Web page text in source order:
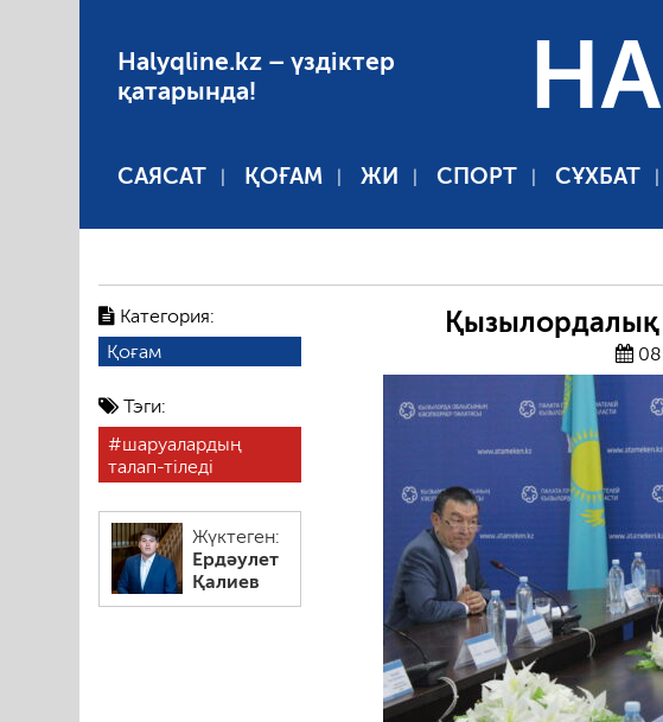
Halyqline.kz – үздіктер
қатарында!
САЯСАТ ҚОҒАМ ЖИ СПОРТ СҰХБАТ
Категория:
Қоғам
Тэги:
шаруалардың
талап-тіледі
Жүктеген:
Ердәулет
Қалиев
Қызылордалық